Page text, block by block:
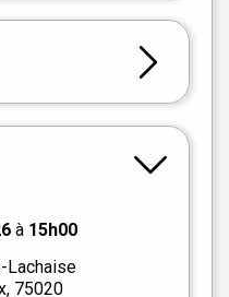
à 15h00
Lachaise
75020